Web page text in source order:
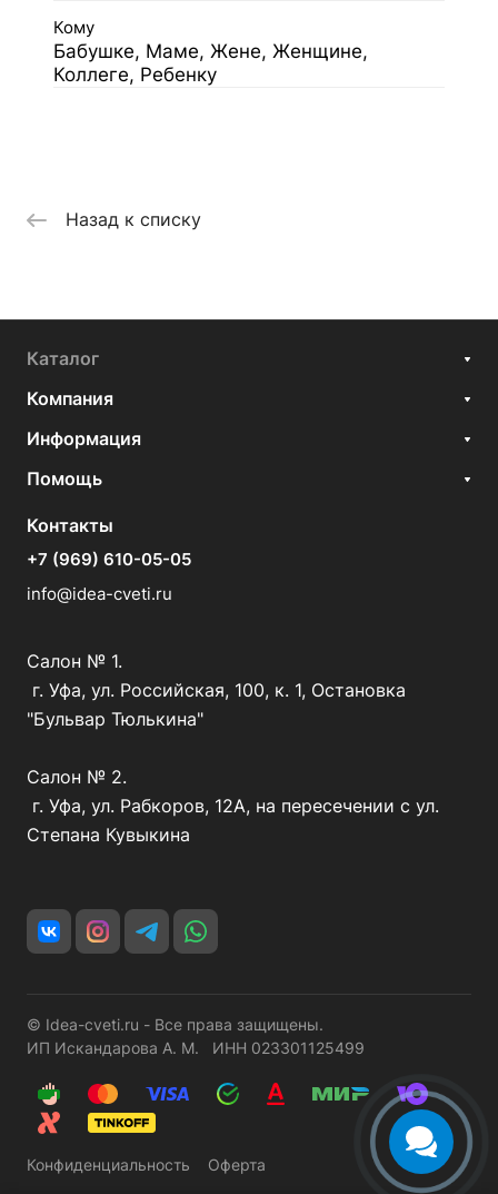
Кому
Бабушке, Маме, Жене, Женщине,
Коллеге, Ребенку
Назад к списку
Каталог
Компания
Информация
Помощь
Контакты
+7 (969) 610-05-05
info@idea-cveti.ru
Салон № 1.
г. Уфа, ул. Российская, 100, к. 1, Остановка
"Бульвар Тюлькина"
Салон № 2.
г. Уфа, ул. Рабкоров, 12А, на пересечении с ул.
Степана Кувыкина
© Idea-cveti.ru - Все права защищены.
ИП Искандарова А. М. ИНН 023301125499
Конфиденциальность Оферта